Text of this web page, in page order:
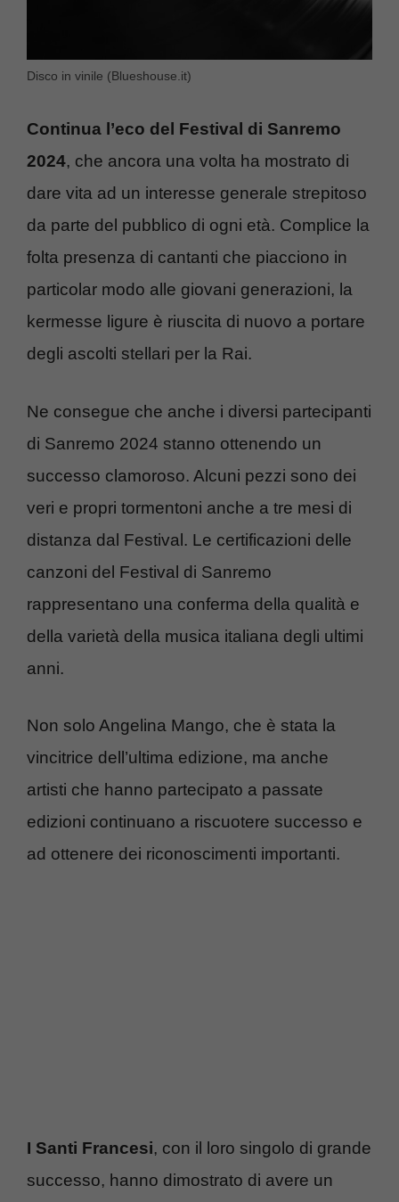
Disco in vinile (Blueshouse.it)
Continua l’eco del Festival di Sanremo
2024, che ancora una volta ha mostrato di
dare vita ad un interesse generale strepitoso
da parte del pubblico di ogni età. Complice la
folta presenza di cantanti che piacciono in
particolar modo alle giovani generazioni, la
kermesse ligure è riuscita di nuovo a portare
degli ascolti stellari per la Rai.
Ne consegue che anche i diversi partecipanti
di Sanremo 2024 stanno ottenendo un
successo clamoroso. Alcuni pezzi sono dei
veri e propri tormentoni anche a tre mesi di
distanza dal Festival. Le certificazioni delle
canzoni del Festival di Sanremo
rappresentano una conferma della qualità e
della varietà della musica italiana degli ultimi
anni.
Non solo Angelina Mango, che è stata la
vincitrice dell’ultima edizione, ma anche
artisti che hanno partecipato a passate
edizioni continuano a riscuotere successo e
ad ottenere dei riconoscimenti importanti.
I Santi Francesi, con il loro singolo di grande
successo, hanno dimostrato di avere un